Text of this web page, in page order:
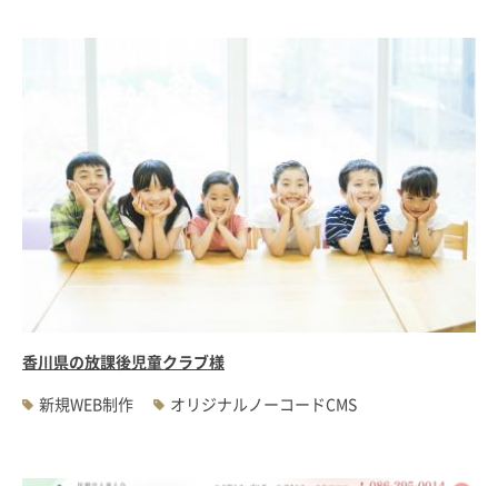
香川県の放課後児童クラブ様
新規WEB制作
オリジナルノーコードCMS